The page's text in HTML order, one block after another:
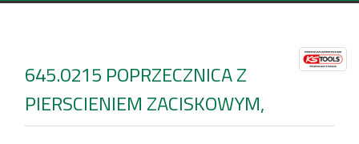
645.0215 POPRZECZNICA Z
PIERSCIENIEM ZACISKOWYM,